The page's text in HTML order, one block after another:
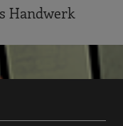
Handwerk